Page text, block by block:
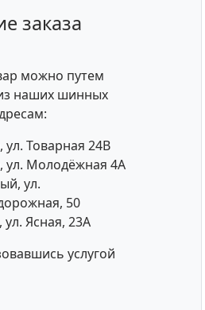
заказа
можно путем
наших шинных
ул. Товарная 24В
ул. Молодёжная 4А
ул.
50
ул. Ясная, 23А
услугой